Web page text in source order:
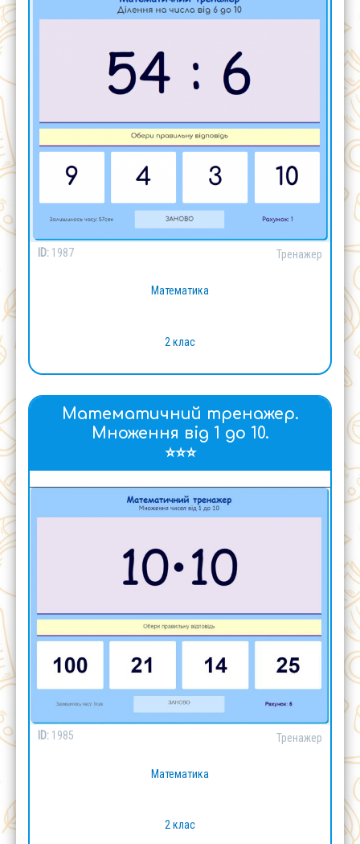
ID: 1987 Тренажер
Математика
2 клас
Математичний тренажер.
Множення від 1 до 10.
⭐⭐⭐
ID: 1985 Тренажер
Математика
2 клас